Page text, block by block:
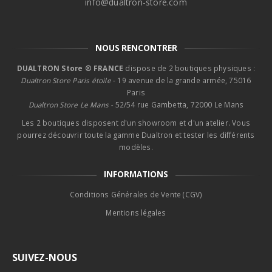
NOUS RENCONTRER
DUALTRON Store ® FRANCE dispose de 2 boutiques physiques :
Dualtron Store Paris étoile- 19 avenue de la grande armée, 75016
Paris
Dualtron Store Le Mans - 52/54 rue Gambetta, 72000 Le Mans
Les 2 boutiques disposent d'un showroom et d'un atelier. Vous
pourrez découvrir toute la gamme Dualtron et tester les différents
modèles.
INFORMATIONS
Conditions Générales de Vente (CGV)
Mentions légales
SUIVEZ-NOUS